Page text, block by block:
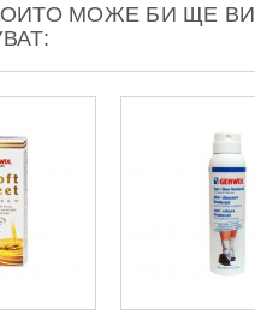
МОЖЕ БИ ЩЕ ВИ